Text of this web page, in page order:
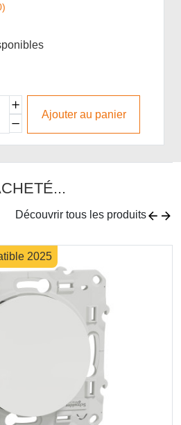
Ajouter au panier
Découvrir tous les produits
2025